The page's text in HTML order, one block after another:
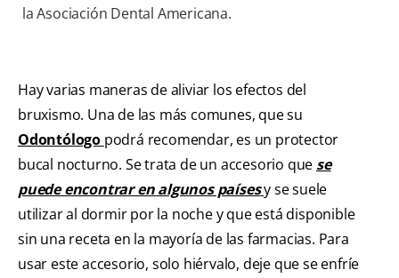
la Asociación Dental Americana.
Hay varias maneras de aliviar los efectos del
bruxismo. Una de las más comunes, que su
Odontólogo podrá recomendar, es un protector
bucal nocturno. Se trata de un accesorio que se
puede encontrar en algunos paísesy se suele
utilizar al dormir por la noche y que está disponible
sin una receta en la mayoría de las farmacias. Para
usar este accesorio, solo hiérvalo, deje que se enfríe